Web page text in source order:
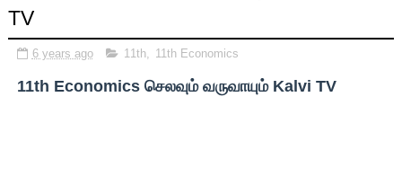
TV
6 years ago 11th, 11th Economics
11th Economics செலவும் வருவாயும் Kalvi TV